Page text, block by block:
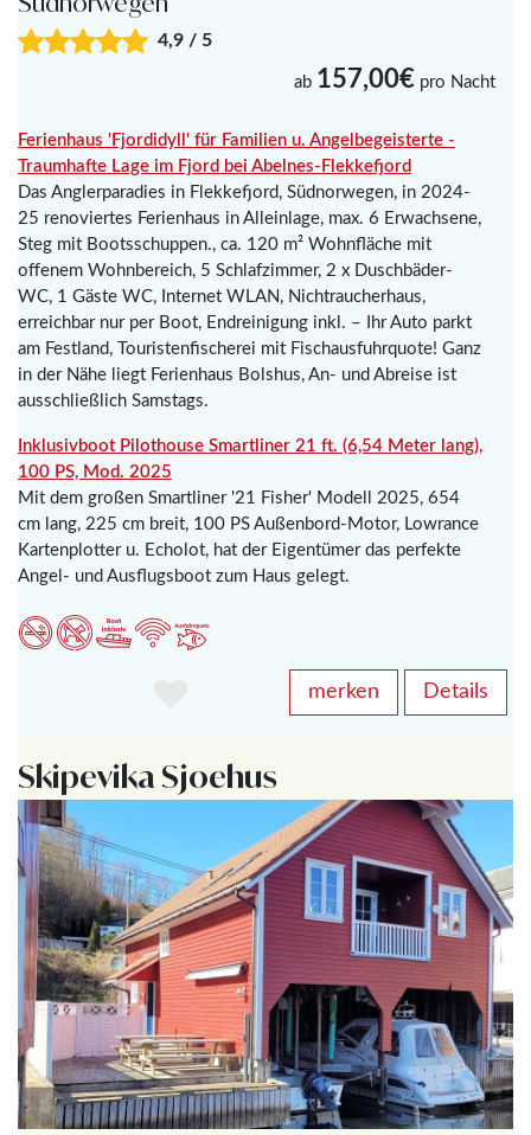
4,9 / 5
ab 157,00€ pro Nacht
Ferienhaus 'Fjordidyll' für Familien u. Angelbegeisterte -
Traumhafte Lage im Fjord bei Abelnes-Flekkefjord
Das Anglerparadies in Flekkefjord, Südnorwegen, in 2024-
25 renoviertes Ferienhaus in Alleinlage, max. 6 Erwachsene,
Steg mit Bootsschuppen., ca. 120 m² Wohnfläche mit
offenem Wohnbereich, 5 Schlafzimmer, 2 x Duschbäder-
WC, 1 Gäste WC, Internet WLAN, Nichtraucherhaus,
erreichbar nur per Boot, Endreinigung inkl. – Ihr Auto parkt
am Festland, Touristenfischerei mit Fischausfuhrquote! Ganz
in der Nähe liegt Ferienhaus Bolshus, An- und Abreise ist
ausschließlich Samstags.
Inklusivboot Pilothouse Smartliner 21 ft. (6,54 Meter lang),
100 PS, Mod. 2025
Mit dem großen Smartliner '21 Fisher' Modell 2025, 654
cm lang, 225 cm breit, 100 PS Außenbord-Motor, Lowrance
Kartenplotter u. Echolot, hat der Eigentümer das perfekte
Angel- und Ausflugsboot zum Haus gelegt.
Details
merken
Skipevika Sjoehus